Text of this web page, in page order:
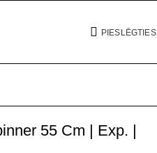
PIESLĒGTIES
55 Cm | Exp. |